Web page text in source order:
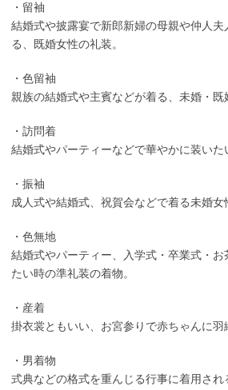
・留袖
結婚式や披露宴で新郎新婦の母親や仲人
る、既婚女性の礼装。
・色留袖
親族の結婚式や主賓などが着る、未婚・既
・訪問着
結婚式やパーティーなどで華やかに装いた
・振袖
成人式や結婚式、祝賀会などで着る未婚女
・色無地
結婚式やパーティー、入学式・卒業式・
たい時の準礼装の着物。
・産着
掛衣裳ともいい、お宮参りで赤ちゃんに羽
・男着物
式典などの格式を重んじる行事に着用さ